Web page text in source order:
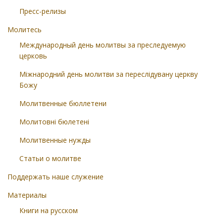
Пресс-релизы
Молитесь
Международный день молитвы за преследуемую
церковь
Міжнародний день молитви за переслідувану церкву
Божу
Молитвенные бюллетени
Молитовні бюлетені
Молитвенные нужды
Статьи о молитве
Поддержать наше служение
Материалы
Книги на русском